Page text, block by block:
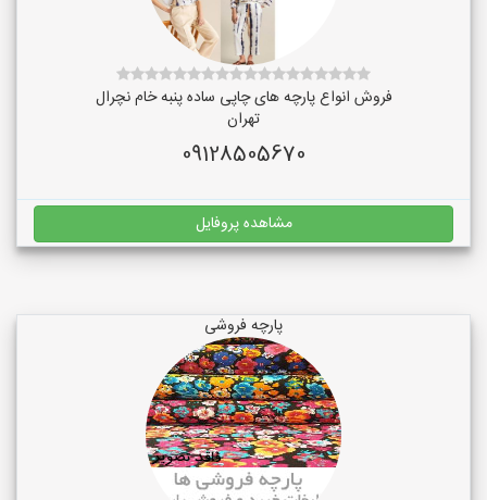
فروش انواع پارچه های چاپی ساده پنبه خام نچرال
تهران
09128505670
مشاهده پروفایل
پارچه فروشی